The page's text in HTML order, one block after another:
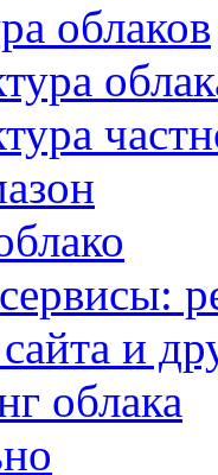
облаков
и
облака